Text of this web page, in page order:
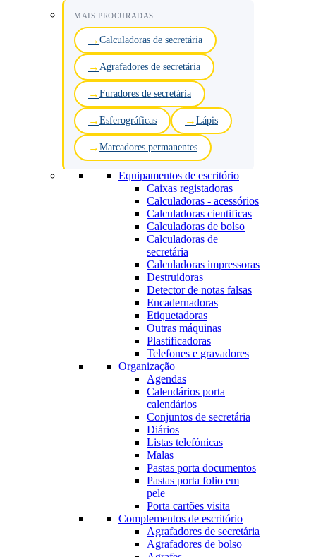
MAIS PROCURADAS
Calculadoras de secretária
Agrafadores de secretária
Furadores de secretária
Esferográficas Lápis
Marcadores permanentes
Equipamentos de escritório
Caixas registadoras
Calculadoras - acessórios
Calculadoras cientificas
Calculadoras de bolso
Calculadoras de
secretária
Calculadoras impressoras
Destruidoras
Detector de notas falsas
Encadernadoras
Etiquetadoras
Outras máquinas
Plastificadoras
Telefones e gravadores
Organização
Agendas
Calendários porta
calendários
Conjuntos de secretária
Diários
Listas telefónicas
Malas
Pastas porta documentos
Pastas porta folio em
pele
Porta cartões visita
Complementos de escritório
Agrafadores de secretária
Agrafadores de bolso